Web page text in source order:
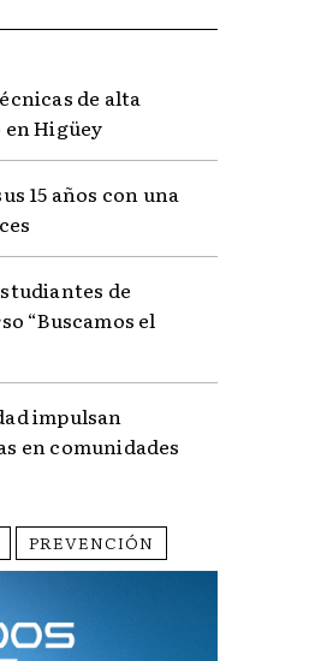
de alta
Higüey
15 años con una
de
“Buscamos el
impulsan
en comunidades
PREVENCIÓN